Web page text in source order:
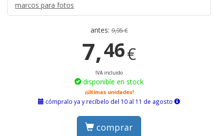
marcos para fotos
antes:9,95 €
7,46€
IVA incluido
disponible en stock
¡últimas unidades!
cómpralo ya y recíbelo del 10 al 11 de agosto
comprar